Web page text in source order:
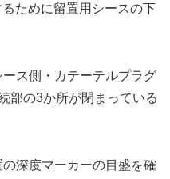
ために留置用シースの下
ス側・カテーテルプラグ
部の3か所が閉まっている
深度マーカーの目盛を確